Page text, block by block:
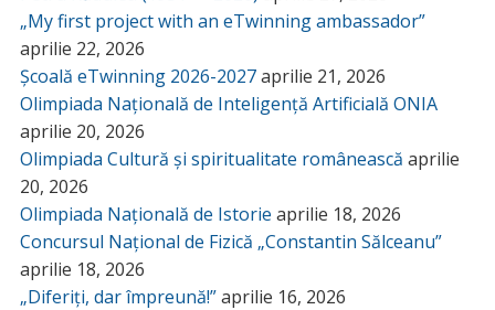
„My first project with an eTwinning ambassador”
aprilie 22, 2026
Școală eTwinning 2026-2027aprilie 21, 2026
Olimpiada Națională de Inteligență Artificială ONIA
aprilie 20, 2026
Olimpiada Cultură și spiritualitate românească aprilie
20, 2026
Olimpiada Națională de Istorie aprilie 18, 2026
Concursul Național de Fizică „Constantin Sălceanu”
aprilie 18, 2026
„Diferiți, dar împreună!”aprilie 16, 2026